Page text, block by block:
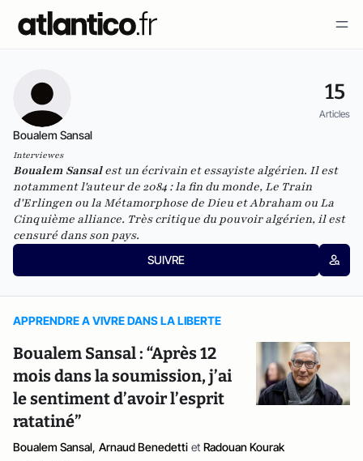
15
Articles
Boualem Sansal
Interviewes
Boualem Sansalest un écrivain etessayiste algérien. Il est
notamment l'auteur de 2084 : la fin du monde, Le Train
d'Erlingen ou la Métamorphose de Dieu etAbraham ou La
Cinquième alliance. Très critique du pouvoir algérien, il est
censuré dans son pays.
SUIVRE
APPRENDRE A VIVRE DANS LA LIBERTE
Boualem Sansal : “Après 12
mois dans la soumission, j’ai
le sentiment d’avoir l’esprit
ratatiné”
Boualem Sansal, Arnaud Benedetti et Radouan Kourak